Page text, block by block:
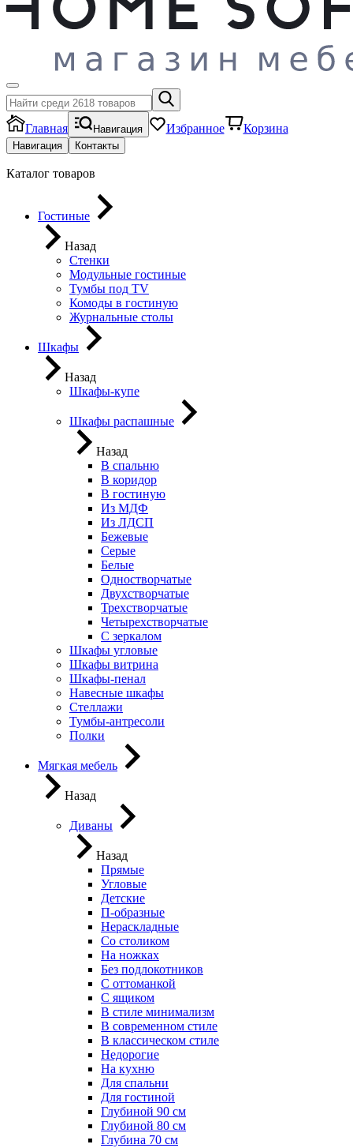
Главная Навигация Избранное Корзина
Навигация Контакты
Каталог товаров
Гостиные
Назад
Стенки
Модульные гостиные
Тумбы под ТV
Комоды в гостиную
Журнальные столы
Шкафы
Назад
Шкафы-купе
Шкафы распашные
Назад
В спальню
В коридор
В гостиную
Из МДФ
Из ЛДСП
Бежевые
Серые
Белые
Одностворчатые
Двухстворчатые
Трехстворчатые
Четырехстворчатые
С зеркалом
Шкафы угловые
Шкафы витрина
Шкафы-пенал
Навесные шкафы
Стеллажи
Тумбы-антресоли
Полки
Мягкая мебель
Назад
Диваны
Назад
Прямые
Угловые
Детские
П-образные
Нераскладные
Со столиком
На ножках
Без подлокотников
С оттоманкой
С ящиком
В стиле минимализм
В современном стиле
В классическом стиле
Недорогие
На кухню
Для спальни
Для гостиной
Глубиной 90 см
Глубиной 80 см
Глубина 70 см